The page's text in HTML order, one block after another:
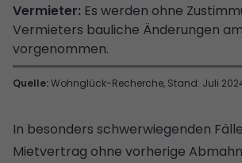
Quelle:Wohnglück-Recherche, Stand: Juli
Es werden ohne
Vermieters bauliche Änderungen
vorgenommen.
In besonders schwerwiegenden
Mietvertrag ohne vorherige